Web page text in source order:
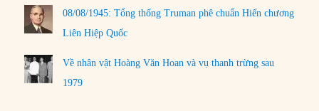
08/08/1945: Tổng thống Truman phê chuẩn Hiến chương
Liên Hiệp Quốc
Về nhân vật Hoàng Văn Hoan và vụ thanh trừng sau
1979